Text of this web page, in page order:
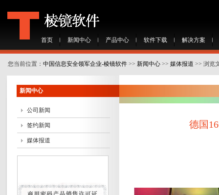
首页 新闻中心 产品中心 软件下载 解决方案
您当前位置： 中国信息安全领军企业-棱镜软件>> 新闻中心>> 媒体报道 >> 浏览
新闻中心
公司新闻
签约新闻
媒体报道
德国